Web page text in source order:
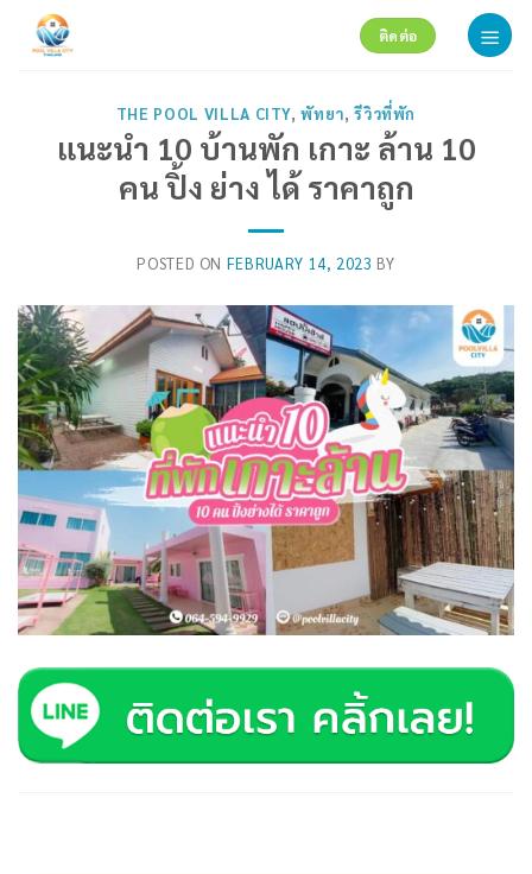
ติดต่อ
THE POOL VILLA CITY,พัทยา,รีวิวที่พัก
แนะนำ 10 บ้านพัก เกาะ ล้าน 10
คน ปิ้ง ย่าง ได้ ราคาถูก
POSTED ON FEBRUARY 14, 2023 BY